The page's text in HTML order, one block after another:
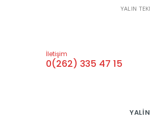
YALIN
İletişim
0(262) 335 47 15